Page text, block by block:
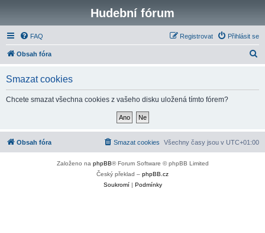
Hudební fórum
FAQ Přihlásit se
Registrovat
Obsah fóra
Smazat cookies
Chcete smazat všechna cookies z vašeho disku uložená tímto fórem?
Obsah fóra Všechny časy jsou v UTC+01:00
Smazat cookies
Založeno na phpBB® Forum Software © phpBB Limited
Český překlad – phpBB.cz
Soukromí| Podmínky